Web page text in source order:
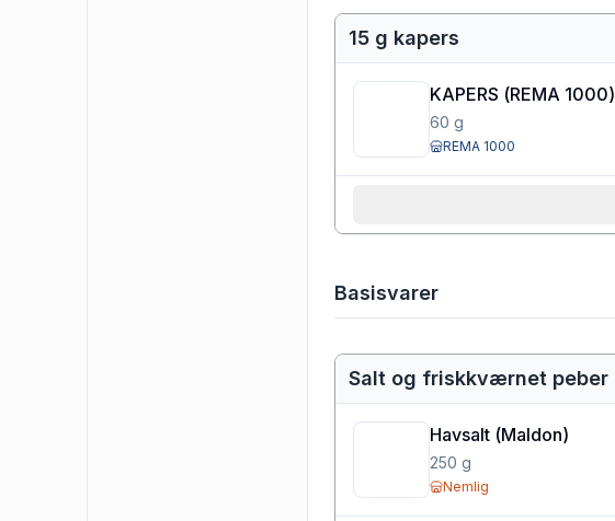
15 g kapers
KAPERS (REMA 1000)
60 g
REMA 1000
Basisvarer
Salt og friskkværnet peber
Havsalt (Maldon)
250 g
Nemlig